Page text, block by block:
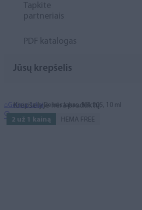
Tapkite
partneriais
PDF katalogas
Jūsų krepšelis
Krepšelyje nėra produktų.
⌂Geliniai lakai Gelinis lakas, NR. 205, 10 ml
2 už 1 kainą HEMA FREE
🔍